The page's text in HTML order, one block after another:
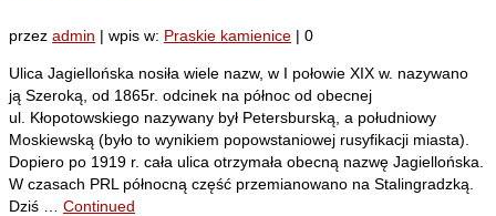
przez admin | wpis w: Praskie kamienice | 0
Ulica Jagiellońska nosiła wiele nazw, w I połowie XIX w. nazywano
ją Szeroką, od 1865r. odcinek na północ od obecnej
ul. Kłopotowskiego nazywany był Petersburską, a południowy
Moskiewską (było to wynikiem popowstaniowej rusyfikacji miasta).
Dopiero po 1919 r. cała ulica otrzymała obecną nazwę Jagiellońska.
W czasach PRL północną część przemianowano na Stalingradzką.
Dziś … Continued